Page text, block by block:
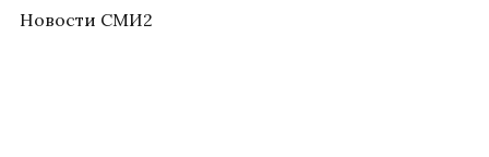
Новости СМИ2